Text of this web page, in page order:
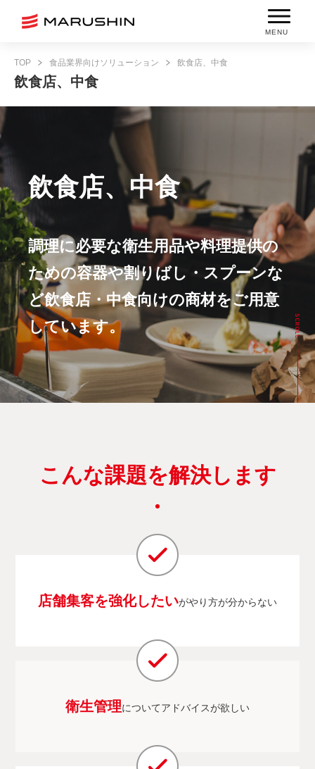
MENU
TOP 食品業界向けソリューション 飲食店、中食
飲食店、中食
飲食店、中食
調理に必要な衛生用品や料理提供の
ための容器や割りばし・スプーンな
ど飲食店・中食向けの商材をご用意
しています。
こんな課題を解決します
店舗集客を強化したいがやり方が分からない
衛生管理についてアドバイスが欲しい